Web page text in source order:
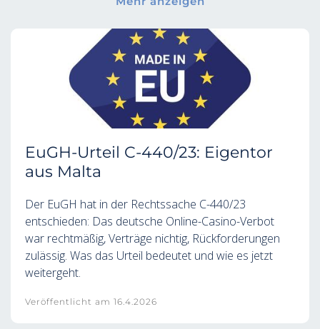
EuGH-Urteil C-440/23: Eigentor
aus Malta
Der EuGH hat in der Rechtssache C-440/23
entschieden: Das deutsche Online-Casino-Verbot
war rechtmäßig, Verträge nichtig, Rückforderungen
zulässig. Was das Urteil bedeutet und wie es jetzt
weitergeht.
Veröffentlicht am 16.4.2026